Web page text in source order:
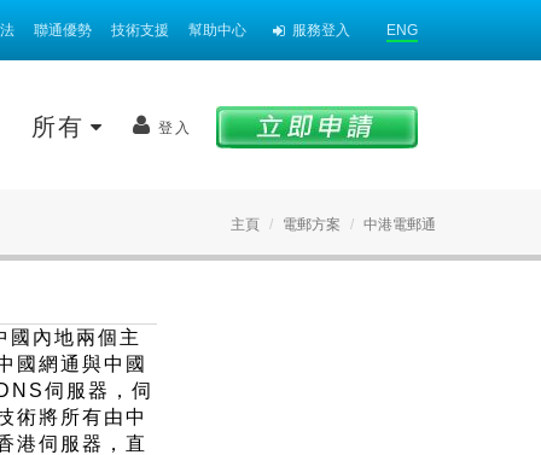
聯通優勢 技術支援 幫助中心 服務登入 ENG
所有 登入
主頁 電郵方案 中港電郵通
內地兩個主
國網通與中國
伺服器，伺
術將所有由中
港伺服器，直